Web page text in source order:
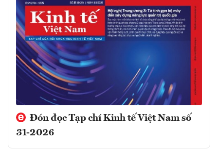
Đón đọc Tạp chí Kinh tế Việt Nam số
31-2026